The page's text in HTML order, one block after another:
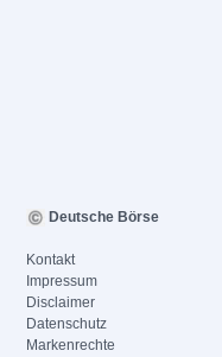
Deutsche Börse
Kontakt
Impressum
Disclaimer
Datenschutz
Markenrechte